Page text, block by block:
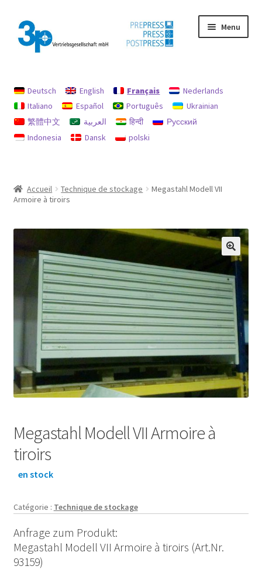
Aller
la
navigation
Aller
au
contenu
Menu
Chercher
imprimer
Deutsch English Français
Nederlands
Italiano
Español Português
Ukrainian
繁體中文
العربية हिन्दी
Русский
Indonesia
Dansk polski
Accueil Technique de stockage
Megastahl Modell VII
Armoire à tiroirs
Megastahl Modell VII Armoire à
tiroirs
en stock
Catégorie : Technique de stockage
Anfrage zum Produkt:
Megastahl Modell VII Armoire à tiroirs (Art.Nr.
93159)